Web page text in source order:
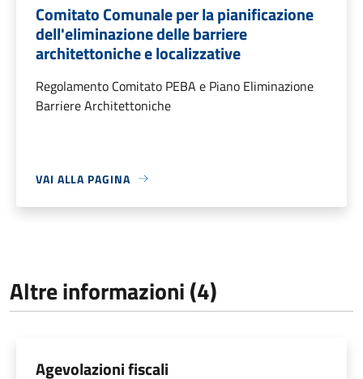
Comitato Comunale per la pianificazione
dell'eliminazione delle barriere
architettoniche e localizzative
Regolamento Comitato PEBA e Piano Eliminazione
Barriere Architettoniche
VAI ALLA PAGINA
Altre informazioni (4)
Agevolazioni fiscali